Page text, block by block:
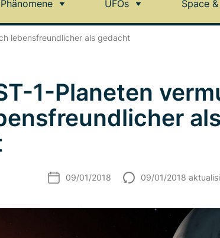
UFOs Space
lebensfreundlicher als gedacht
1-Planeten
als
09/01/2018 09/01/2018